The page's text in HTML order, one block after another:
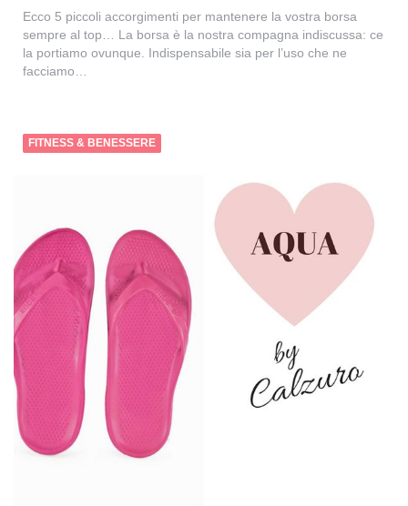
Ecco 5 piccoli accorgimenti per mantenere la vostra borsa
sempre al top… La borsa è la nostra compagna indiscussa: ce
la portiamo ovunque. Indispensabile sia per l’uso che ne
facciamo…
FITNESS & BENESSERE